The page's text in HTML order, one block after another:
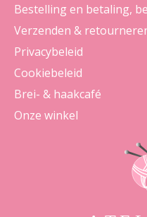
Bestelling en betaling,
Verzenden &
Privacybeleid
Cookiebeleid
Brei- & haakcafé
Onze winkel